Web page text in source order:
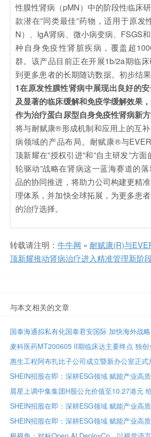
性膜性肾病（pMN）中的阶段性临床
款潜在”同类最佳”药物，适用于原发
N）、IgA肾病、微小病变病、FSGS
种自身免疫性肾脏疾病，覆盖超
群。该产品目前正在开展1b/2a期临
到更多患者的长期随访数据。初步结果
1在原发性膜性肾病中展现出良好的
及显著的临床缓解和免疫学缓解效果
作为治疗蛋白尿型自身免疫性肾病新
将与耐赋康®形成机制和应用上的互
病领域的产品布局。耐赋康®与
顶新耀在”授权引进”和”自主研发”方面
轮驱动”战略在肾病这一蓝海赛道的
品的协同推进，将助力公司构建更精
理体系，并加快全球拓展，为更多患
的治疗选择。
转载请注明： 牛牛网 » 耐赋康(R)与
顶新耀推动肾病治疗进入精准管理新阶
与本文相关的文章
国泰海通拟私有化国泰君安国际 加快海外战
惠生工程阿布扎比子公司成立暨新办公室正式
SHEIN招股在即：深耕ESG领域 赋能产业高
晨星上调中集集团H股公允价值至10.27港元
SHEIN招股在即：深耕ESG领域 赋能产业高
SHEIN招股在即：深耕ESG领域 赋能产业高